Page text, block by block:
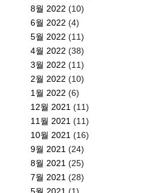
8월 2022 (10)
6월 2022 (4)
5월 2022 (11)
4월 2022 (38)
3월 2022 (11)
2월 2022 (10)
1월 2022 (6)
12월 2021 (11)
11월 2021 (11)
10월 2021 (16)
9월 2021 (24)
8월 2021 (25)
7월 2021 (28)
5월 2021 (1)